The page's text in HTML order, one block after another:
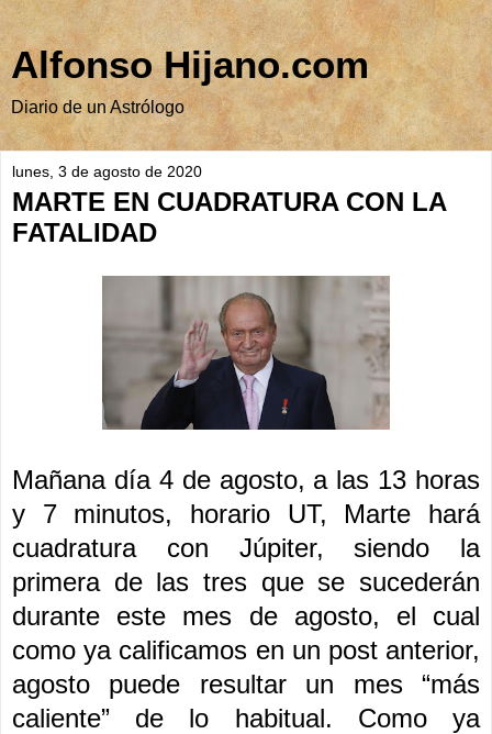
Alfonso Hijano.com
Diario de un Astrólogo
lunes, 3 de agosto de 2020
MARTE EN CUADRATURA CON LA
FATALIDAD
Mañana día 4 de agosto, a las 13 horas
y 7 minutos, horario UT, Marte hará
cuadratura con Júpiter, siendo la
primera de las tres que se sucederán
durante este mes de agosto, el cual
como ya calificamos en un post anterior,
agosto puede resultar un mes “más
caliente” de lo habitual. Como ya